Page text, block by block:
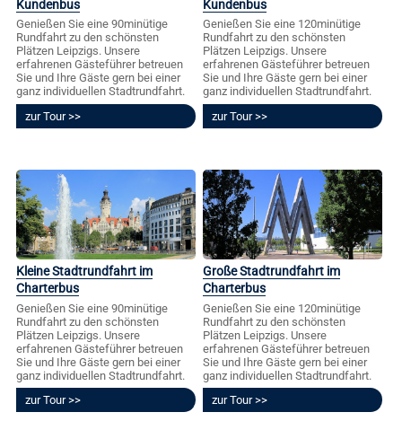
Kundenbus
Genießen Sie eine 90minütige
Rundfahrt zu den schönsten
Plätzen Leipzigs. Unsere
erfahrenen Gästeführer betreuen
Sie und Ihre Gäste gern bei einer
ganz individuellen Stadtrundfahrt.
zur Tour
Kundenbus
Genießen Sie eine 120minütige
Rundfahrt zu den schönsten
Plätzen Leipzigs. Unsere
erfahrenen Gästeführer betreuen
Sie und Ihre Gäste gern bei einer
ganz individuellen Stadtrundfahrt.
zur Tour
Kleine Stadtrundfahrt im
Charterbus
Genießen Sie eine 90minütige
Rundfahrt zu den schönsten
Plätzen Leipzigs. Unsere
erfahrenen Gästeführer betreuen
Sie und Ihre Gäste gern bei einer
ganz individuellen Stadtrundfahrt.
zur Tour
Große Stadtrundfahrt im
Charterbus
Genießen Sie eine 120minütige
Rundfahrt zu den schönsten
Plätzen Leipzigs. Unsere
erfahrenen Gästeführer betreuen
Sie und Ihre Gäste gern bei einer
ganz individuellen Stadtrundfahrt.
zur Tour